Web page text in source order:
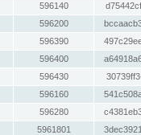
596140
596200
596390
596400
596430
596160
596280
5961801